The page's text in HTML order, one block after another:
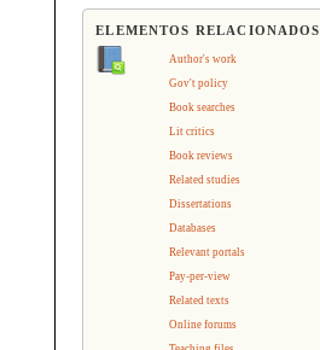
ELEMENTOS RELACIONADOS
Author's work
Gov't policy
Book searches
Lit critics
Book reviews
Related studies
Dissertations
Databases
Relevant portals
Pay-per-view
Related texts
Online forums